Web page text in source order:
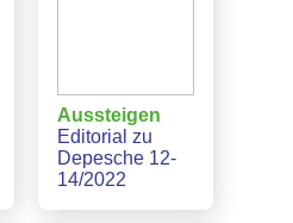
Aussteigen
Editorial zu
Depesche 12-
14/2022